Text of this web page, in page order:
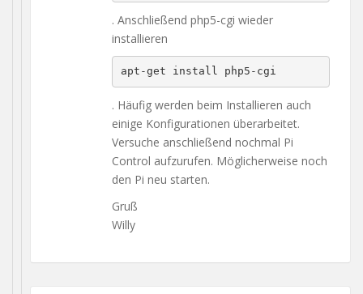
. Anschließend php5-cgi wieder
installieren
apt-get install php5-cgi
. Häufig werden beim Installieren auch
einige Konfigurationen überarbeitet.
Versuche anschließend nochmal Pi
Control aufzurufen. Möglicherweise noch
den Pi neu starten.
Gruß
Willy